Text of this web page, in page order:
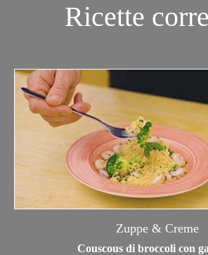
Ricette
Zuppe & Creme
Couscous di broccoli con